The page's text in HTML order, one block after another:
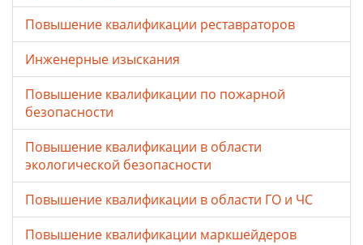
Повышение квалификации реставраторов
Инженерные изыскания
Повышение квалификации по пожарной
безопасности
Повышение квалификации в области
экологической безопасности
Повышение квалификации в области ГО и ЧС
Повышение квалификации маркшейдеров